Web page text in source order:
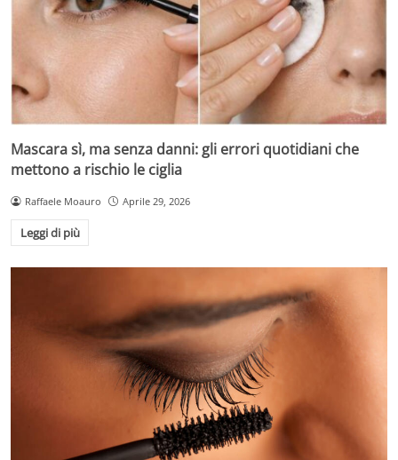
Mascara sì, ma senza danni: gli errori quotidiani che
mettono a rischio le ciglia
Raffaele Moauro Aprile 29, 2026
Leggi di più